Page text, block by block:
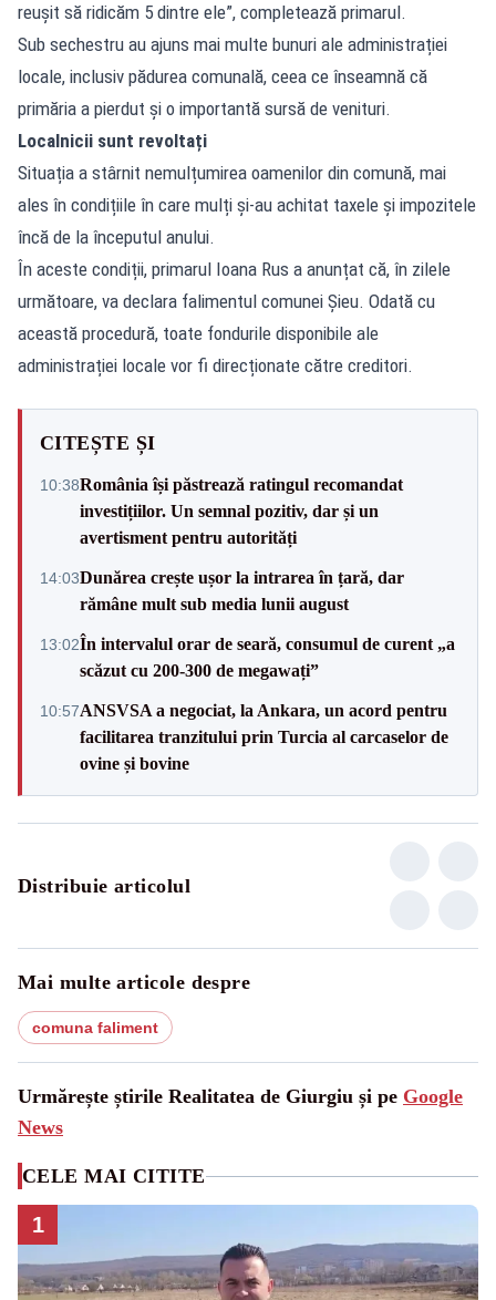
reușit să ridicăm 5 dintre ele”, completează primarul.
Sub sechestru au ajuns mai multe bunuri ale administrației
locale, inclusiv pădurea comunală, ceea ce înseamnă că
primăria a pierdut și o importantă sursă de venituri.
Localnicii sunt revoltați
Situația a stârnit nemulțumirea oamenilor din comună, mai
ales în condițiile în care mulți și-au achitat taxele și impozitele
încă de la începutul anului.
În aceste condiții, primarul Ioana Rus a anunțat că, în zilele
următoare, va declara falimentul comunei Șieu. Odată cu
această procedură, toate fondurile disponibile ale
administrației locale vor fi direcționate către creditori.
CITEȘTE ȘI
10:38România își păstrează ratingul recomandat
investițiilor. Un semnal pozitiv, dar și un
avertisment pentru autorități
14:03Dunărea crește ușor la intrarea în țară, dar
rămâne mult sub media lunii august
13:02În intervalul orar de seară, consumul de curent „a
scăzut cu 200-300 de megawați”
10:57ANSVSA a negociat, la Ankara, un acord pentru
facilitarea tranzitului prin Turcia al carcaselor de
ovine și bovine
Distribuie articolul
Mai multe articole despre
comuna faliment
Urmărește știrile Realitatea de Giurgiu și pe Google
News
CELE MAI CITITE
1